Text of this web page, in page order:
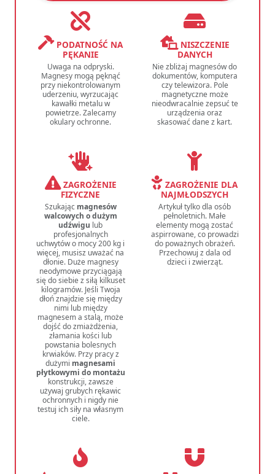
PODATNOŚĆ NA
PĘKANIE
Uwaga na odpryski.
Magnesy mogą pęknąć
przy niekontrolowanym
uderzeniu, wyrzucając
kawałki metalu w
powietrze. Zalecamy
okulary ochronne.
NISZCZENIE
DANYCH
Nie zbliżaj magnesów do
dokumentów, komputera
czy telewizora. Pole
magnetyczne może
nieodwracalnie zepsuć te
urządzenia oraz
skasować dane z kart.
ZAGROŻENIE
FIZYCZNE
Szukając magnesów
walcowych o dużym
udźwigu lub
profesjonalnych
uchwytów o mocy 200 kg i
więcej, musisz uważać na
dłonie. Duże magnesy
neodymowe przyciągają
się do siebie z siłą kilkuset
kilogramów. Jeśli Twoja
dłoń znajdzie się między
nimi lub między
magnesem a stalą, może
dojść do zmiażdżenia,
złamania kości lub
powstania bolesnych
krwiaków. Przy pracy z
dużymi magnesami
płytkowymi do montażu
konstrukcji, zawsze
używaj grubych rękawic
ochronnych i nigdy nie
testuj ich siły na własnym
ciele.
ZAGROŻENIE DLA
NAJMŁODSZYCH
Artykuł tylko dla osób
pełnoletnich. Małe
elementy mogą zostać
aspirrowane, co prowadzi
do poważnych obrażeń.
Przechowuj z dala od
dzieci i zwierząt.